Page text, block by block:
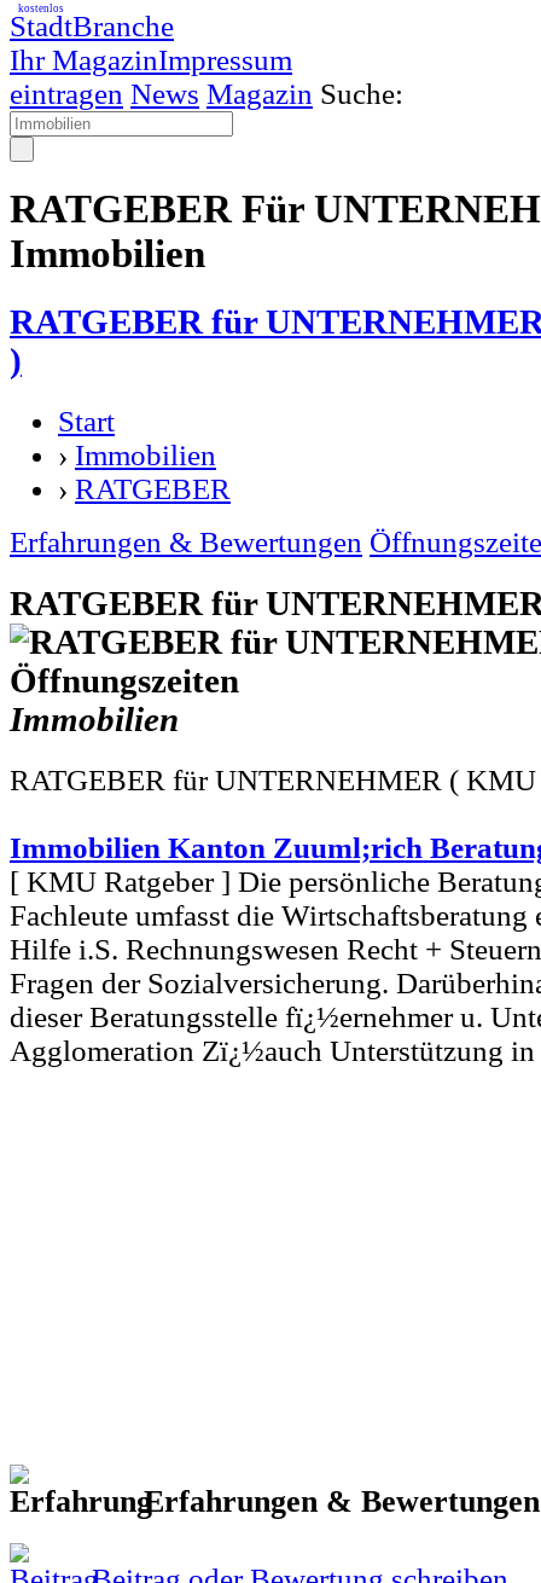
StadtBranche
Ihr MagazinImpressum
kostenlos
eintragen News Magazin Suche:
RATGEBER Für
Immobilien
RATGEBER für
)
Start
› Immobilien
› RATGEBER
Erfahrungen & Bewertungen
RATGEBER für
Immobilien
RATGEBER für UNTERNEHMER ( KMU
Immobilien Kanton Zuuml;rich
[ KMU Ratgeber ] Die persönliche
Fachleute umfasst die Wirtschaftsberatung
Hilfe i.S. Rechnungswesen Recht +
Fragen der Sozialversicherung.
dieser Beratungsstelle fï¿½ernehmer u.
Agglomeration Zï¿½auch Unterstützung
Erfahrungen &